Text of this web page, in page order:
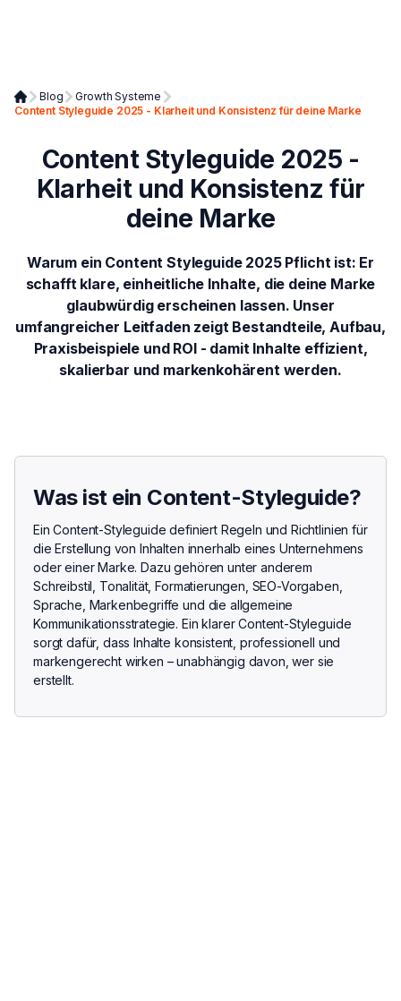
Blog
Growth Systeme
Content Styleguide 2025 - Klarheit und Konsistenz für deine Marke
Content Styleguide 2025 -
Klarheit und Konsistenz für
deine Marke
Warum ein Content Styleguide 2025 Pflicht ist: Er
schafft klare, einheitliche Inhalte, die deine Marke
glaubwürdig erscheinen lassen. Unser
umfangreicher Leitfaden zeigt Bestandteile, Aufbau,
Praxisbeispiele und ROI - damit Inhalte effizient,
skalierbar und markenkohärent werden.
Was ist ein Content-Styleguide?
Ein Content-Styleguide definiert Regeln und Richtlinien für
die Erstellung von Inhalten innerhalb eines Unternehmens
oder einer Marke. Dazu gehören unter anderem
Schreibstil, Tonalität, Formatierungen, SEO-Vorgaben,
Sprache, Markenbegriffe und die allgemeine
Kommunikationsstrategie. Ein klarer Content-Styleguide
sorgt dafür, dass Inhalte konsistent, professionell und
markengerecht wirken – unabhängig davon, wer sie
erstellt.